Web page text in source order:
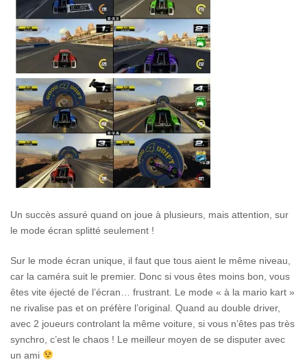
Un succès assuré quand on joue à plusieurs, mais attention, sur
le mode écran splitté seulement !
Sur le mode écran unique, il faut que tous aient le même niveau,
car la caméra suit le premier. Donc si vous êtes moins bon, vous
êtes vite éjecté de l’écran… frustrant. Le mode « à la mario kart »
ne rivalise pas et on préfère l’original. Quand au double driver,
avec 2 joueurs controlant la même voiture, si vous n’êtes pas très
synchro, c’est le chaos ! Le meilleur moyen de se disputer avec
un ami